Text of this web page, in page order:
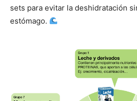
sets para evitar la deshidratación
estómago.